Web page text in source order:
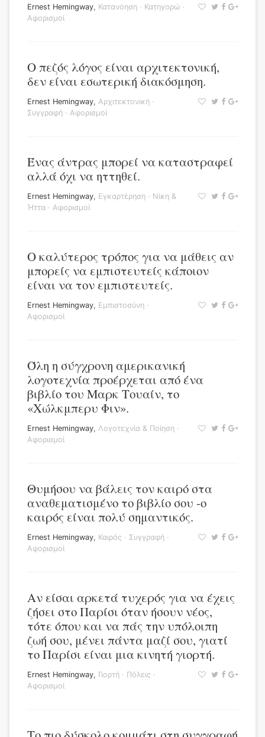
Ernest Hemingway, Κατανόηση · Κατηγορώ ·
Αφορισμοί
Ο πεζός λόγος είναι αρχιτεκτονική,
δεν είναι εσωτερική διακόσμηση.
Ernest Hemingway, Αρχιτεκτονική ·
Συγγραφή · Αφορισμοί
Ένας άντρας μπορεί να καταστραφεί
αλλά όχι να ηττηθεί.
Ernest Hemingway, Εγκαρτέρηση · Νίκη &
Ήττα · Αφορισμοί
Ο καλύτερος τρόπος για να μάθεις αν
μπορείς να εμπιστευτείς κάποιον
είναι να τον εμπιστευτείς.
Ernest Hemingway, Εμπιστοσύνη ·
Αφορισμοί
Όλη η σύγχρονη αμερικανική
λογοτεχνία προέρχεται από ένα
βιβλίο του Μαρκ Τουαίν, το
«Χώλκμπερυ Φιν».
Ernest Hemingway, Λογοτεχνία & Ποίηση ·
Αφορισμοί
Θυμήσου να βάλεις τον καιρό στα
αναθεματισμένο το βιβλίο σου -ο
καιρός είναι πολύ σημαντικός.
Ernest Hemingway, Καιρός · Συγγραφή ·
Αφορισμοί
Αν είσαι αρκετά τυχερός για να έχεις
ζήσει στο Παρίσι όταν ήσουν νέος,
τότε όπου και να πάς την υπόλοιπη
ζωή σου, μένει πάντα μαζί σου, γιατί
το Παρίσι είναι μια κινητή γιορτή.
Ernest Hemingway, Γιορτή · Πόλεις ·
Αφορισμοί